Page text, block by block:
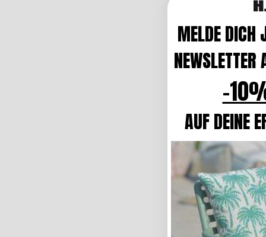
MELDE DICH
NEWSLETTER
-
AUF DEINE